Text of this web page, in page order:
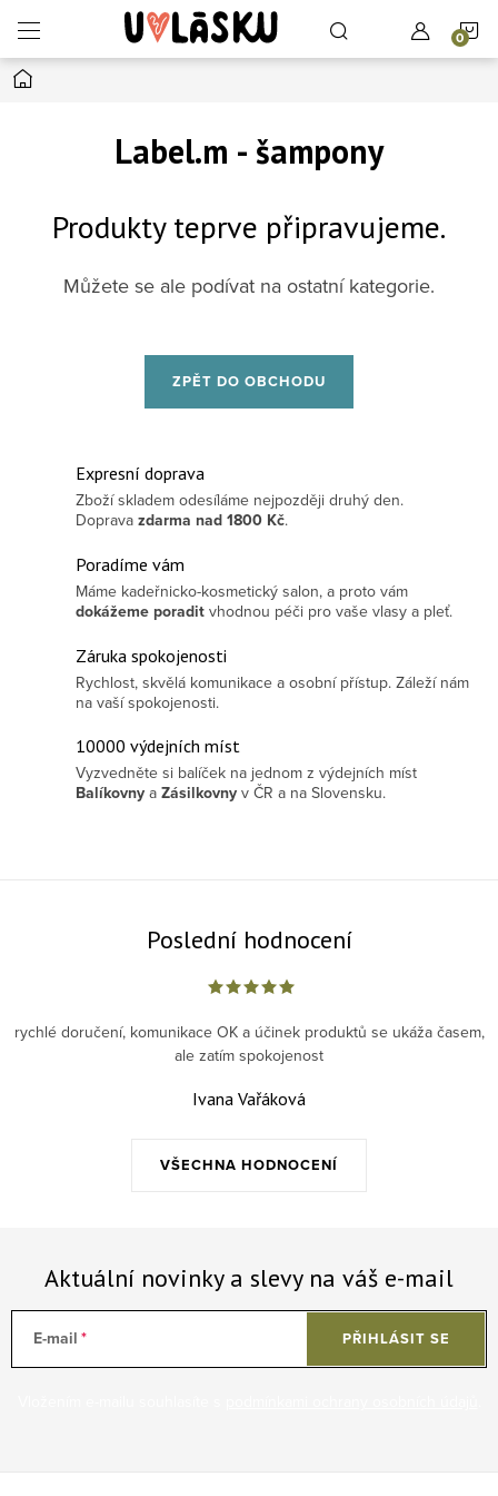
Domů
Label.m - šampony
Produkty teprve připravujeme.
Můžete se ale podívat na ostatní kategorie.
ZPĚT DO OBCHODU
Expresní doprava
Zboží skladem odesíláme nejpozději druhý den.
Doprava zdarma nad 1800 Kč.
Poradíme vám
Máme kadeřnicko-kosmetický salon, a proto vám
dokážeme poradit vhodnou péči pro vaše vlasy a pleť.
Záruka spokojenosti
Rychlost, skvělá komunikace a osobní přístup. Záleží nám
na vaší spokojenosti.
10000 výdejních míst
Vyzvedněte si balíček na jednom z výdejních míst
Balíkovny a Zásilkovny v ČR a na Slovensku.
Poslední hodnocení
VŠECHNA HODNOCENÍ
rychlé doručení, komunikace OK a účinek produktů se ukáža časem,
ale zatím spokojenost
Ivana Vařáková
Aktuální novinky a slevy na váš e-mail
E-mail PŘIHLÁSIT SE